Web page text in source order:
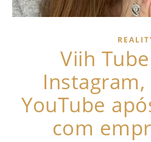
Viih
Instagram,
YouTube
com